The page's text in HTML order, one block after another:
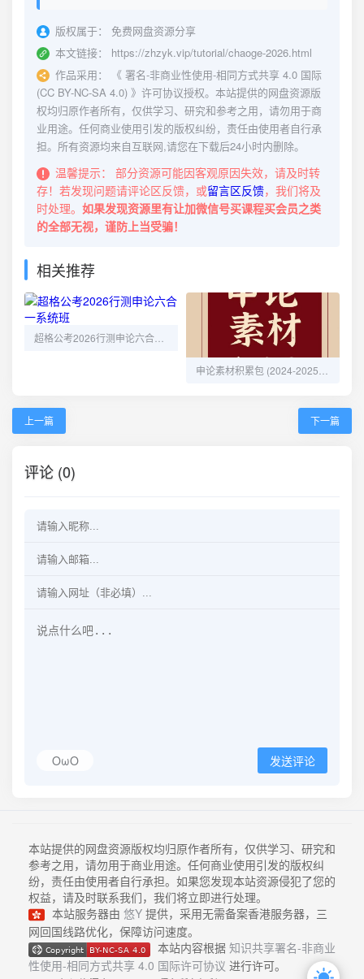
版权属于：
免费网盘资源分享
本文链接：
https://zhzyk.vip/tutorial/chaoge-2026.html
作品采用：
《 署名-非商业性使用-相同方式共享 4.0 国际
(CC BY-NC-SA 4.0) 》许可协议授权。本站提供的网盘资源版
权均归原作者所有，仅供学习、研究和参考之用，请勿用于商
业用途。任何商业使用引发的版权纠纷，责任由使用者自行承
担。所有资源均来自互联网,请您在下载后24小时内删除。
温馨提示：
部分资源可能因客观原因失效，请及时转
存！若发现问题请评论区反馈，或留言区反馈，我们将及
时处理。 如果发现资源里有让加微信号买课程买会员之类
的全部无视，谨防上当受骗！
相关推荐
上一篇 下一篇
评论 (0)
OωO 发送评论
本站提供的网盘资源版权均归原作者所有，仅供学习、研究和
参考之用，请勿用于商业用途。任何商业使用引发的版权纠
纷，责任由使用者自行承担。如果您发现本站资源侵犯了您的
权益，请及时联系我们，我们将立即进行处理。
本站服务器由 悠Y 提供，采用无需备案香港服务器，三
网回国线路优化，保障访问速度。
本站内容根据 知识共享署名-非商业
性使用-相同方式共享 4.0 国际许可协议 进行许可。